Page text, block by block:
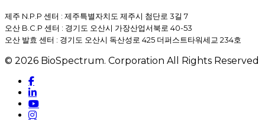
제주 N.P.P 센터 : 제주특별자치도 제주시 첨단로 3길 7
오산 B.C.P 센터 : 경기도 오산시 가장산업서북로 40-53
오산 발효 센터 : 경기도 오산시 독산성로 425 더퍼스트타워세교 234호
© 2026 BioSpectrum. Corporation All Rights Reserved
facebook
linkedin
youtube
instagram